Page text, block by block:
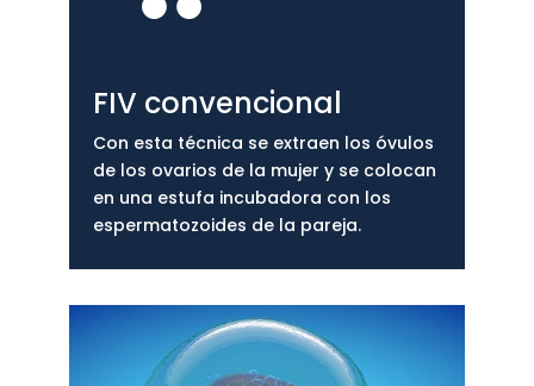
FIV convencional
Con esta técnica se extraen los óvulos
de los ovarios de la mujer y se colocan
en una estufa incubadora con los
espermatozoides de la pareja.